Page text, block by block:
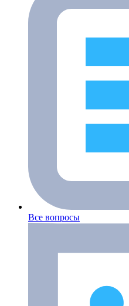
Все вопросы